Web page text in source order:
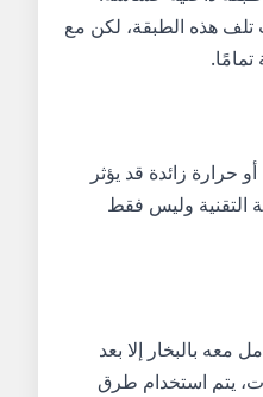
هذه الطبقة، لكن مع
حرارة زائدة قد يؤثر
التقنية وليس فقط
معه بالبخار إلا بعد
يتم استخدام طرق